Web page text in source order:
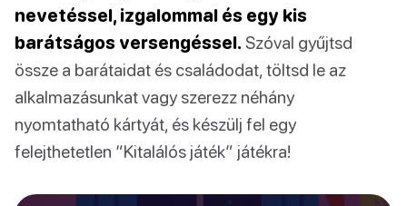
nevetéssel, izgalommal és egy kis
barátságos versengéssel. Szóval gyűjtsd
össze a barátaidat és családodat, töltsd le az
alkalmazásunkat vagy szerezz néhány
nyomtatható kártyát, és készülj fel egy
felejthetetlen “Kitalálós játék” játékra!